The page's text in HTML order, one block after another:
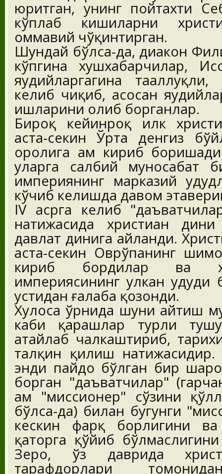
юритган, унинг пойтахти
кўплаб кишиларни
оммавий чўқинтирган.
Шундай бўлса-да, диакон
кўпгина хушхабарчилар,
яҳудийларгагина
келиб чиқиб, асосан
ишларини олиб борганлар.
Бироқ кейинроқ илк
аста-секин Ўрта денгиз
оролига ҳам кириб
уларга салбий муносабат
империянинг марказий
кўчиб келишда давом
IV асрга келиб
натижасида христиан
давлат динига айланди.
аста-секин Оврўпанинг
кириб бордилар ва
империясининг улкан
устидан ғалаба қозонди.
Хулоса ўрнида шуни айтиш
каби қарашлар турли
атайлаб чалкаштириб,
талқин қилиш натижасидир.
энди пайдо бўлган бир
борган "даъватчилар"
ҳам "миссионер" сўзини
бўлса-да) билан бугунги
кескин фарқ борлигини
қаторга қўйиб
Зеро, ўз даврида
тарафдорлари